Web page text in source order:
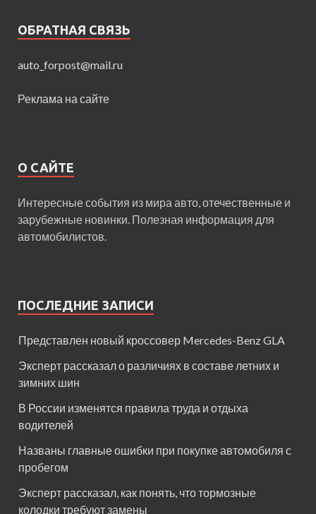
ОБРАТНАЯ СВЯЗЬ
auto_forpost@mail.ru
Реклама на сайте
О САЙТЕ
Интересные события из мира авто, отечественные и
зарубежные новинки. Полезная информация для
автомобилистов.
ПОСЛЕДНИЕ ЗАПИСИ
Представлен новый кроссовер Mercedes-Benz GLA
Эксперт рассказал о различиях в составе летних и
зимних шин
В России изменятся правила труда и отдыха
водителей
Названы главные ошибки при покупке автомобиля с
пробегом
Эксперт рассказал, как понять, что тормозные
колодки требуют замены